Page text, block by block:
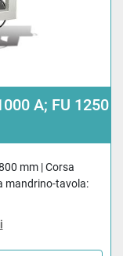
A; FU 1250
mm | Corsa
mandrino-tavola: